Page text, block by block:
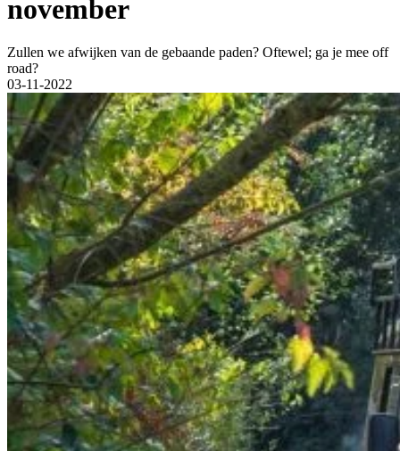
november
Zullen we afwijken van de gebaande paden? Oftewel; ga je mee off
road?
03-11-2022